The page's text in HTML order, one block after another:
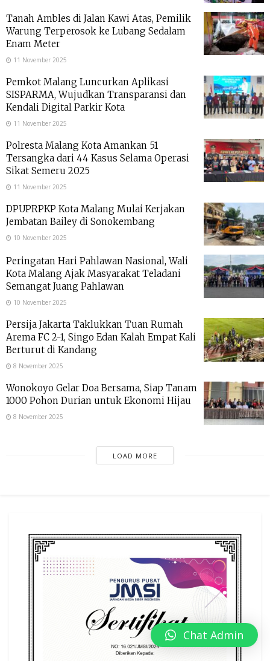
Tanah Ambles di Jalan Kawi Atas, Pemilik
Warung Terperosok ke Lubang Sedalam
Enam Meter
11 November 2025
Pemkot Malang Luncurkan Aplikasi
SISPARMA, Wujudkan Transparansi dan
Kendali Digital Parkir Kota
11 November 2025
Polresta Malang Kota Amankan 51
Tersangka dari 44 Kasus Selama Operasi
Sikat Semeru 2025
11 November 2025
DPUPRPKP Kota Malang Mulai Kerjakan
Jembatan Bailey di Sonokembang
10 November 2025
Peringatan Hari Pahlawan Nasional, Wali
Kota Malang Ajak Masyarakat Teladani
Semangat Juang Pahlawan
10 November 2025
Persija Jakarta Taklukkan Tuan Rumah
Arema FC 2-1, Singo Edan Kalah Empat Kali
Berturut di Kandang
8 November 2025
Wonokoyo Gelar Doa Bersama, Siap Tanam
1000 Pohon Durian untuk Ekonomi Hijau
8 November 2025
LOAD MORE
Chat Admin